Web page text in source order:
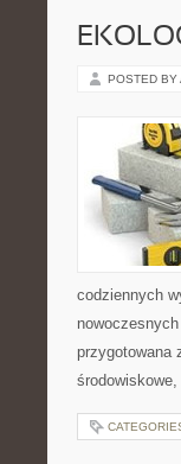
POSTED BY
codziennych
przygotowana